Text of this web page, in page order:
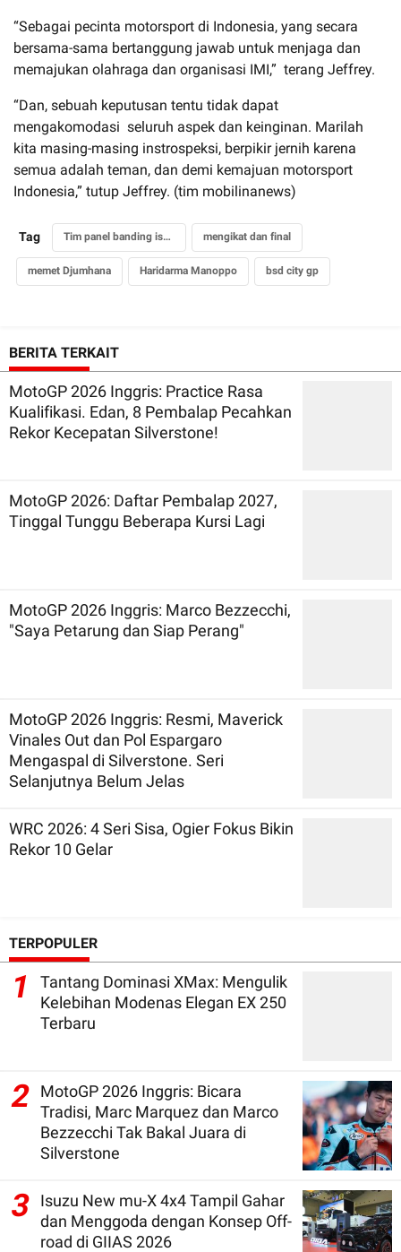
“Sebagai pecinta motorsport di Indonesia, yang secara
bersama-sama bertanggung jawab untuk menjaga dan
memajukan olahraga dan organisasi IMI,” terang Jeffrey.
“Dan, sebuah keputusan tentu tidak dapat
mengakomodasi seluruh aspek dan keinginan. Marilah
kita masing-masing instrospeksi, berpikir jernih karena
semua adalah teman, dan demi kemajuan motorsport
Indonesia,” tutup Jeffrey. (tim mobilinanews)
Tag Tim panel banding issom mengikat dan final
memet Djumhana Haridarma Manoppo bsd city gp
BERITA TERKAIT
MotoGP 2026 Inggris: Practice Rasa
Kualifikasi. Edan, 8 Pembalap Pecahkan
Rekor Kecepatan Silverstone!
MotoGP 2026: Daftar Pembalap 2027,
Tinggal Tunggu Beberapa Kursi Lagi
MotoGP 2026 Inggris: Marco Bezzecchi,
"Saya Petarung dan Siap Perang"
MotoGP 2026 Inggris: Resmi, Maverick
Vinales Out dan Pol Espargaro
Mengaspal di Silverstone. Seri
Selanjutnya Belum Jelas
WRC 2026: 4 Seri Sisa, Ogier Fokus Bikin
Rekor 10 Gelar
TERPOPULER
1
Tantang Dominasi XMax: Mengulik
Kelebihan Modenas Elegan EX 250
Terbaru
2
MotoGP 2026 Inggris: Bicara
Tradisi, Marc Marquez dan Marco
Bezzecchi Tak Bakal Juara di
Silverstone
3
Isuzu New mu-X 4x4 Tampil Gahar
dan Menggoda dengan Konsep Off-
road di GIIAS 2026